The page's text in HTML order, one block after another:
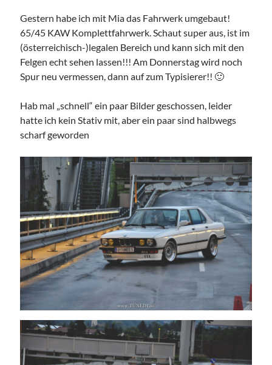
9px webdesign
Gestern habe ich mit Mia das Fahrwerk umgebaut!
65/45 KAW Komplettfahrwerk. Schaut super aus, ist im
(österreichisch-)legalen Bereich und kann sich mit den
Felgen echt sehen lassen!!! Am Donnerstag wird noch
Spur neu vermessen, dann auf zum Typisierer!! 🙂
Hab mal „schnell“ ein paar Bilder geschossen, leider
hatte ich kein Stativ mit, aber ein paar sind halbwegs
scharf geworden